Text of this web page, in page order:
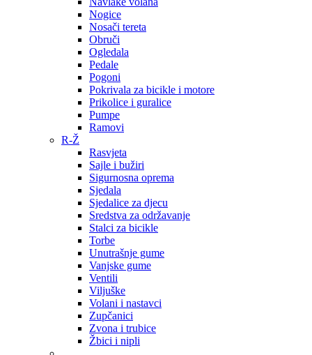
Nogice
Nosači tereta
Obruči
Ogledala
Pedale
Pogoni
Pokrivala za bicikle i motore
Prikolice i guralice
Pumpe
Ramovi
R-Ž
Rasvjeta
Sajle i bužiri
Sigurnosna oprema
Sjedala
Sjedalice za djecu
Sredstva za održavanje
Stalci za bicikle
Torbe
Unutrašnje gume
Vanjske gume
Ventili
Viljuške
Volani i nastavci
Zupčanici
Zvona i trubice
Žbici i nipli